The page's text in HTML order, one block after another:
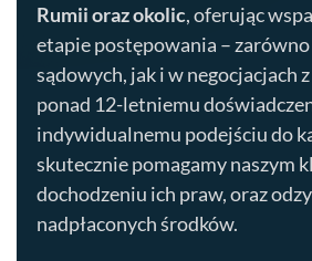
Rumiioraz okolic, oferując
etapie postępowania –
sądowych, jak i w negocjacjach
ponad 12-letniemu
indywidualnemu podejściu do
skutecznie pomagamy naszym
dochodzeniu ich praw, oraz
nadpłaconych środków.